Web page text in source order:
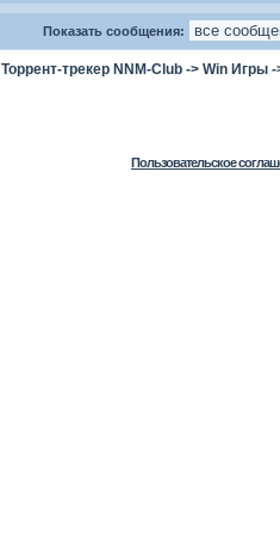
Показать сообщения:
Торрент-трекер NNM-Club -> Win Игры
Пользовательское